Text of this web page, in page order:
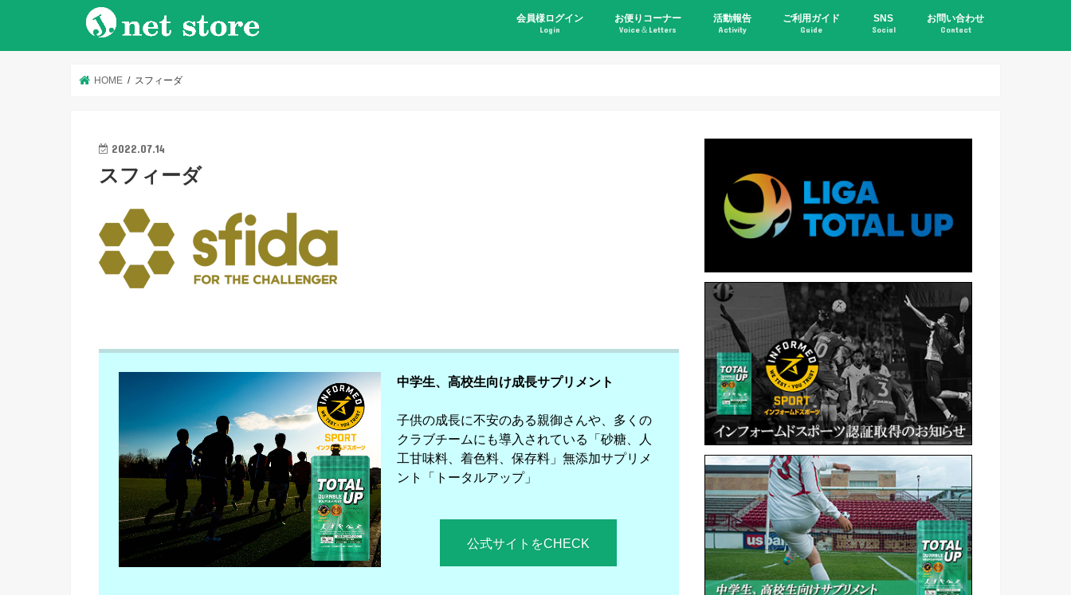
会員様ログイン
Login
お便りコーナー
Voice＆Letters
活動報告
Activity
ご利用ガイド
Guide
SNS
Social
お問い合わせ
Contact
HOME スフィーダ
2022.07.14
スフィーダ
中学生、高校生向け成長サプリメント
子供の成長に不安のある親御さんや、多くの
クラブチームにも導入されている「砂糖、人
工甘味料、着色料、保存料」無添加サプリメ
ント「トータルアップ」
公式サイトをCHECK